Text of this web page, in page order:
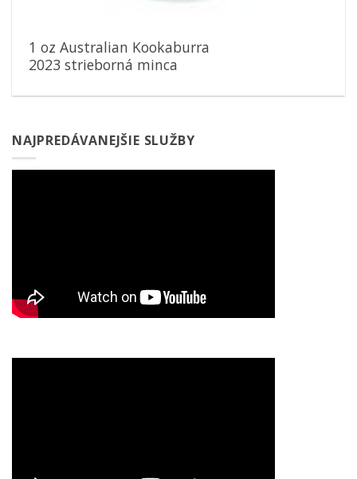
1 oz Australian Kookaburra
2023 strieborná minca
NAJPREDÁVANEJŠIE SLUŽBY